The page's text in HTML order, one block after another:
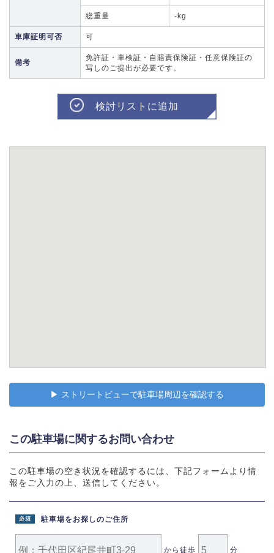
総重量 -kg
車庫証明可否 可
備考
免許証・車検証・自賠責保険証・任意保険証の
写しのご提出が必要です。
検討リストに追加
▶︎ ストリートビューで駐車場周辺を確認する
この駐車場に関するお問い合わせ
この駐車場の空き状況を確認するには、下記フォームより情
報をご入力の上、送信してください。
駐車場をお探しのご住所
必須
から徒歩 分